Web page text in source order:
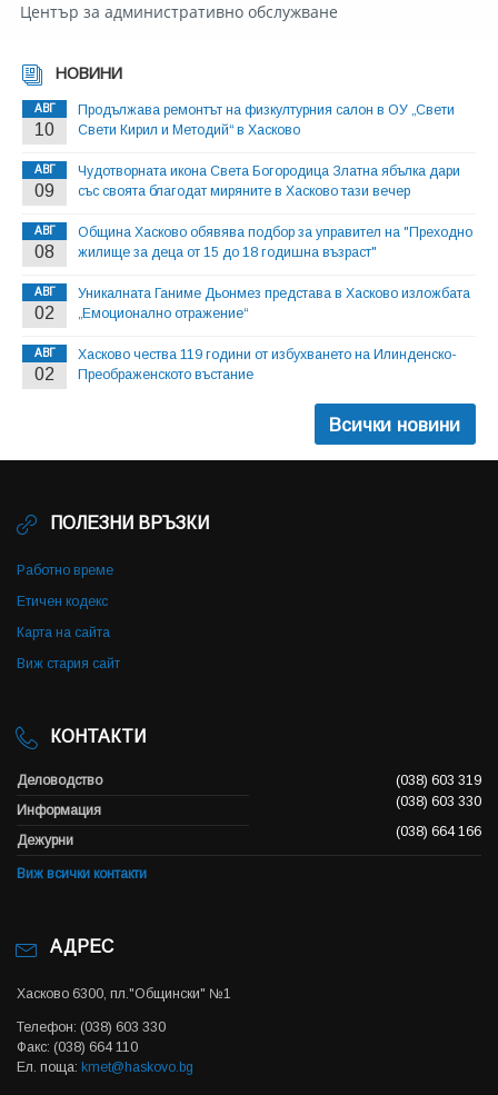
Център за административно обслужване
НОВИНИ
АВГ
10
Продължава ремонтът на физкултурния салон в ОУ „Свети
Свети Кирил и Методий“ в Хасково
АВГ
09
Чудотворната икона Света Богородица Златна ябълка дари
със своята благодат миряните в Хасково тази вечер
АВГ
08
Община Хасково обявява подбор за управител на "Преходно
жилище за деца от 15 до 18 годишна възраст"
АВГ
02
Уникалната Ганиме Дьонмез представа в Хасково изложбата
„Емоционално отражение“
АВГ
02
Хасково чества 119 години от избухването на Илинденско-
Преображенското въстание
Всички новини
ПОЛЕЗНИ ВРЪЗКИ
Работно време
Етичен кодекс
Карта на сайта
Виж стария сайт
КОНТАКТИ
Деловодство
(038) 603 319
Информация
(038) 603 330
Дежурни
(038) 664 166
Виж всички контакти
АДРЕС
Хасково 6300, пл."Общински" №1
Телефон: (038) 603 330
Факс: (038) 664 110
Ел. поща: kmet@haskovo.bg